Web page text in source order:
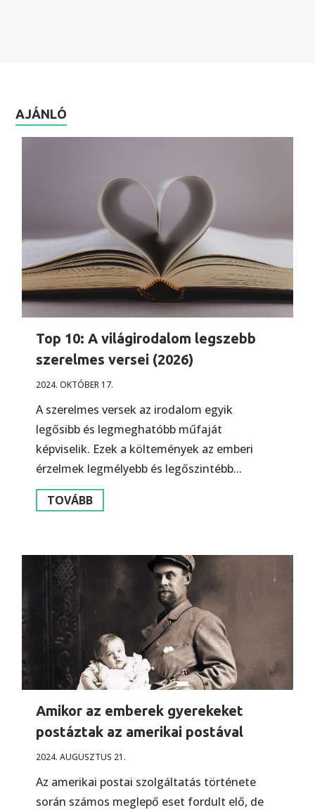
AJÁNLÓ
Top 10: A világirodalom legszebb
szerelmes versei (2026)
2024. OKTÓBER 17.
A szerelmes versek az irodalom egyik
legősibb és legmeghatóbb műfaját
képviselik. Ezek a költemények az emberi
érzelmek legmélyebb és legőszintébb...
TOVÁBB
Amikor az emberek gyerekeket
postáztak az amerikai postával
2024. AUGUSZTUS 21.
Az amerikai postai szolgáltatás története
során számos meglepő eset fordult elő, de